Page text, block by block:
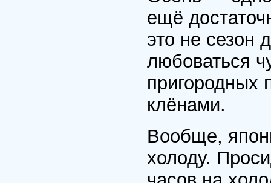
ещё
это не сезон
любоваться
пригородных
клёнами.
Вообще,
холоду.